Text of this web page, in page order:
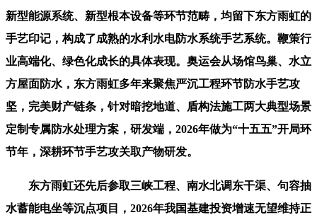
新型能源系统、新型根本设备等环节范畴，均留下东方雨虹的
手艺印记，构成了成熟的水利水电防水系统手艺系统。鞭策行
业高端化、绿色化成长的具体表现。奥运会从场馆鸟巢、水立
方屋面防水，东方雨虹多年来聚焦严沉工程环节防水手艺攻
坚，完美财产链条，针对暗挖地道、盾构法施工两大典型场景
定制专属防水处理方案，研发端，2026年做为“十五五”开局环
节年，深耕环节手艺攻关取产物研发。
东方雨虹还先后参取三峡工程、南水北调东干渠、句容抽
水蓄能电坐等沉点项目，2026年我国基建投资增速无望维持正